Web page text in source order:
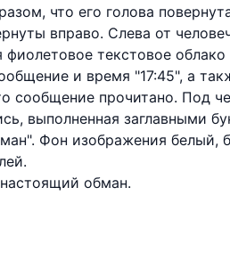
что его голова
вправо. Слева от
фиолетовое текстовое
и время "17:45", а
сообщение прочитано. Под
выполненная заглавными
Фон изображения белый,
обман.